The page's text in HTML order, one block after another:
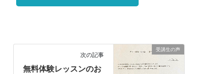
受講生の声
次の記事
無料体験レッスンのお